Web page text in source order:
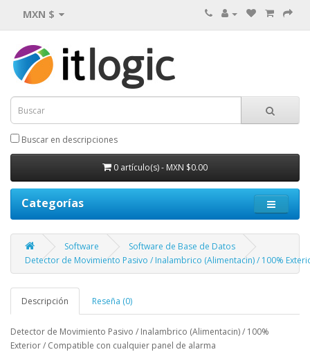
MXN $
Buscar en descripciones
0 artículo(s) - MXN $0.00
Categorías
Software
Software de Base de Datos
Detector de Movimiento Pasivo / Inalambrico (Alimentacin) / 100%
Descripción Reseña (0)
Detector de Movimiento Pasivo / Inalambrico (Alimentacin) / 100%
Exterior / Compatible con cualquier panel de alarma